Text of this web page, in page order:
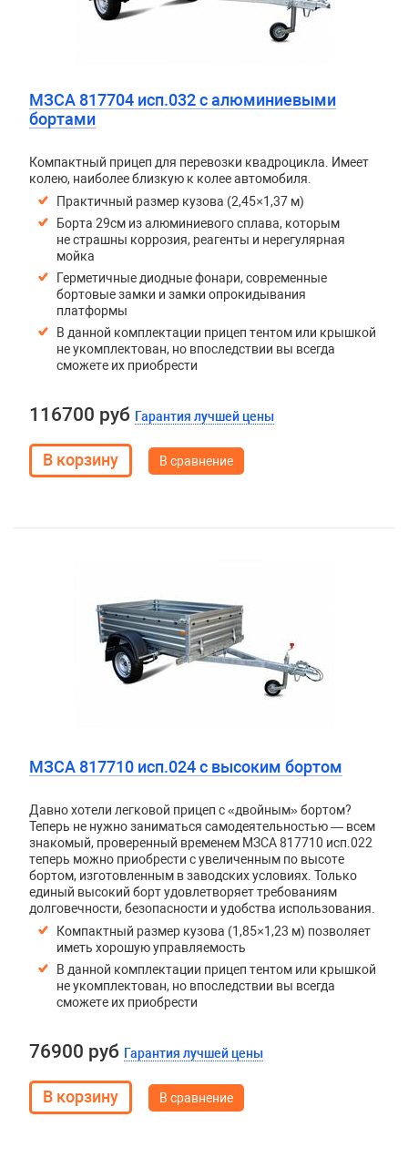
МЗСА 817704 исп.032 с алюминиевыми
бортами
Компактный прицеп для перевозки квадроцикла. Имеет
колею, наиболее близкую к колее автомобиля.
Практичный размер кузова (2,45×1,37 м)
Борта 29см из алюминиевого сплава, которым
не страшны коррозия, реагенты и нерегулярная
мойка
Герметичные диодные фонари, современные
бортовые замки и замки опрокидывания
платформы
В данной комплектации прицеп тентом или крышкой
не укомплектован, но впоследствии вы всегда
сможете их приобрести
116700 руб Гарантия лучшей цены
В сравнение
МЗСА 817710 исп.024 с высоким бортом
Давно хотели легковой прицеп с «двойным» бортом?
Теперь не нужно заниматься самодеятельностью — всем
знакомый, проверенный временем МЗСА 817710 исп.022
теперь можно приобрести с увеличенным по высоте
бортом, изготовленным в заводских условиях. Только
единый высокий борт удовлетворяет требованиям
долговечности, безопасности и удобства использования.
Компактный размер кузова (1,85×1,23 м) позволяет
иметь хорошую управляемость
В данной комплектации прицеп тентом или крышкой
не укомплектован, но впоследствии вы всегда
сможете их приобрести
76900 руб Гарантия лучшей цены
В сравнение